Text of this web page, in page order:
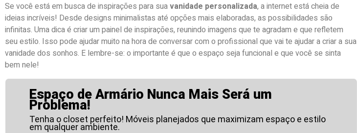
Se você está em busca de inspirações para suavanidade personalizada, a internet está cheia de
ideias incríveis! Desde designs minimalistas até opções mais elaboradas, as possibilidades são
infinitas. Uma dica é criar um painel de inspirações, reunindo imagens que te agradam e que refletem
seu estilo. Isso pode ajudar muito na hora de conversar com o profissional que vai te ajudar a criar a sua
vanidade dos sonhos. E lembre-se: o importante é que o espaço seja funcional e que você se sinta
bem nele!
Espaço de Armário Nunca Mais Será um
Problema!
Tenha o closet perfeito! Móveis planejados que maximizam espaço e estilo
em qualquer ambiente.